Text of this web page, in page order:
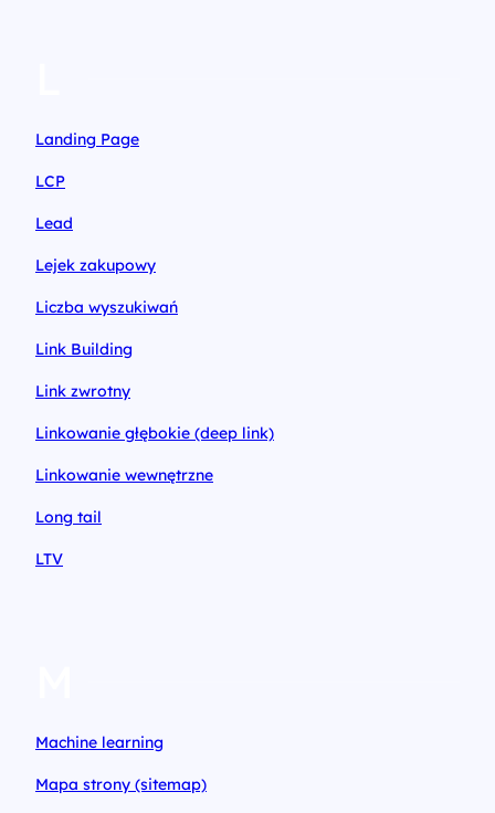
Landing Page
LCP
Lead
Lejek zakupowy
Liczba wyszukiwań
Link Building
Link zwrotny
Linkowanie głębokie (deep link)
Linkowanie wewnętrzne
Long tail
LTV
Machine learning
Mapa strony (sitemap)